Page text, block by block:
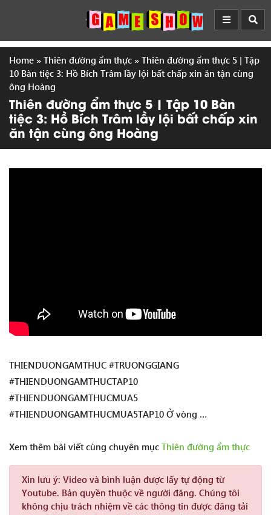
Home » Thiên đường ẩm thực » Thiên đường ẩm thực 5 | Tập
10 Bàn tiệc 3: Hồ Bích Trâm lầy lội bất chấp xin ăn tận cùng
ông Hoàng
Thiên đường ẩm thực 5 | Tập 10 Bàn
tiệc 3: Hồ Bích Trâm lầy lội bất chấp xin
ăn tận cùng ông Hoàng
THIENDUONGAMTHUC #TRUONGGIANG
#THIENDUONGAMTHUCTAP10
#THIENDUONGAMTHUCMUA5
#THIENDUONGAMTHUCMUA5TAP10 Ở vòng …
Xem thêm bài viết cùng chuyên mục Thiên đường ẩm thực
Xin lưu ý: Video và bình luận được lấy tự động từ
Youtube. Bản quyền thuộc về người đăng. Chúng tôi
không chịu trách nhiệm về các thông tin được đăng tải